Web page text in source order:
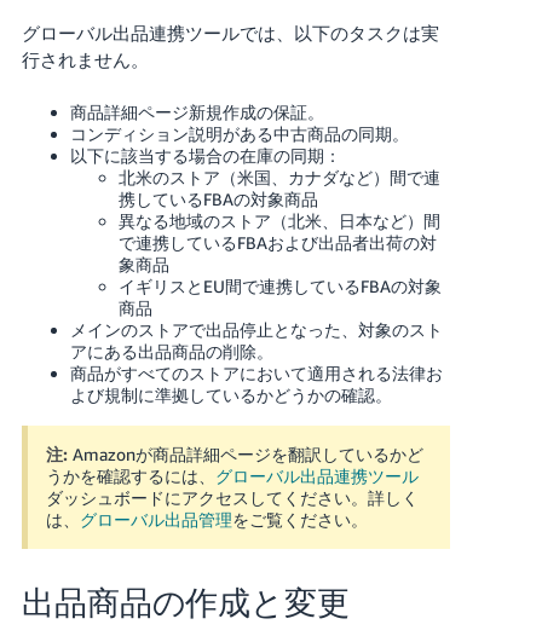
グローバル出品連携ツールでは、以下のタスクは実
行されません。
商品詳細ページ新規作成の保証。
コンディション説明がある中古商品の同期。
以下に該当する場合の在庫の同期：
北米のストア（米国、カナダなど）間で連
携しているFBAの対象商品
異なる地域のストア（北米、日本など）間
で連携しているFBAおよび出品者出荷の対
象商品
イギリスとEU間で連携しているFBAの対象
商品
メインのストアで出品停止となった、対象のスト
アにある出品商品の削除。
商品がすべてのストアにおいて適用される法律お
よび規制に準拠しているかどうかの確認。
注: Amazonが商品詳細ページを翻訳しているかど
うかを確認するには、 グローバル出品連携ツール
ダッシュボードにアクセスしてください。 詳しく
は、 グローバル出品管理をご覧ください。
出品商品の作成と変更